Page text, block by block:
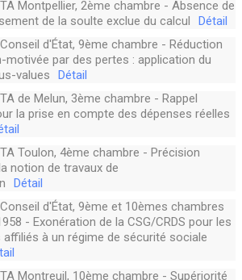
Montpellier, 2ème chambre - Absence de
de la soulte exclue du calcul
Détail
d'État, 9ème chambre - Réduction
motivée par des pertes : application du
values
Détail
de Melun, 3ème chambre - Rappel
la prise en compte des dépenses réelles
Toulon, 4ème chambre - Précision
notion de travaux de
Détail
d'État, 9ème et 10èmes chambres
- Exonération de la CSG/CRDS pour les
affiliés à un régime de sécurité sociale
Montreuil, 10ème chambre - Supériorité